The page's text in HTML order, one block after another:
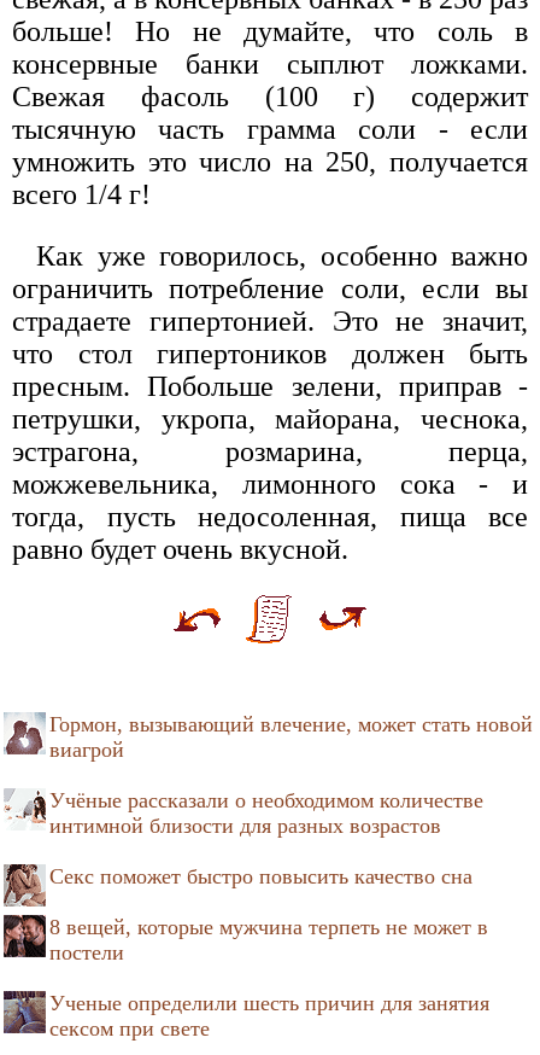
больше! Но не думайте, что соль в
консервные банки сыплют ложками.
Свежая фасоль (100 г) содержит
тысячную часть грамма соли - если
умножить это число на 250, получается
всего 1/4 г!
Как уже говорилось, особенно важно
ограничить потребление соли, если вы
страдаете гипертонией. Это не значит,
что стол гипертоников должен быть
пресным. Побольше зелени, приправ -
петрушки, укропа, майорана, чеснока,
эстрагона, розмарина, перца,
можжевельника, лимонного сока - и
тогда, пусть недосоленная, пища все
равно будет очень вкусной.
Гормон, вызывающий влечение, может стать новой
виагрой
Учёные рассказали о необходимом количестве
интимной близости для разных возрастов
Секс поможет быстро повысить качество сна
8 вещей, которые мужчина терпеть не может в
постели
Ученые определили шесть причин для занятия
сексом при свете